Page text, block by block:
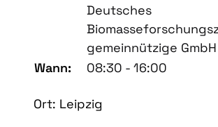
Deutsches
gemeinnützige GmbH
Wann:
08:30 - 16:00
Ort: Leipzig